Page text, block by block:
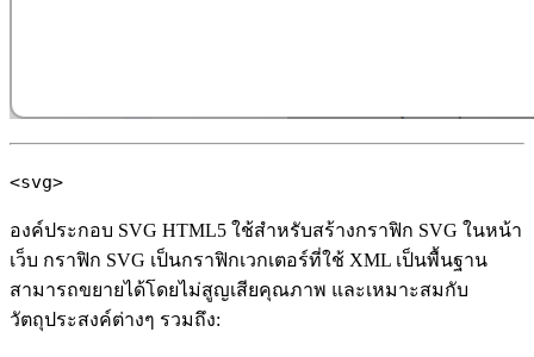
<svg>
องค์ประกอบ SVG HTML5 ใช้สำหรับสร้างกราฟิก SVG ในหน้า
เว็บ กราฟิก SVG เป็นกราฟิกเวกเตอร์ที่ใช้ XML เป็นพื้นฐาน
สามารถขยายได้โดยไม่สูญเสียคุณภาพ และเหมาะสมกับ
วัตถุประสงค์ต่างๆ รวมถึง: